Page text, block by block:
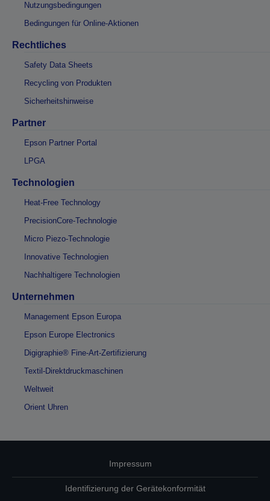
Nutzungsbedingungen
Bedingungen für Online-Aktionen
Rechtliches
Safety Data Sheets
Recycling von Produkten
Sicherheitshinweise
Partner
Epson Partner Portal
LPGA
Technologien
Heat-Free Technology
PrecisionCore-Technologie
Micro Piezo-Technologie
Innovative Technologien
Nachhaltigere Technologien
Unternehmen
Management Epson Europa
Epson Europe Electronics
Digigraphie® Fine-Art-Zertifizierung
Textil-Direktdruckmaschinen
Weltweit
Orient Uhren
Impressum
Identifizierung der Gerätekonformität